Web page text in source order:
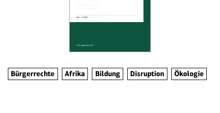
Bürgerrechte Afrika Bildung Disruption Ökologie